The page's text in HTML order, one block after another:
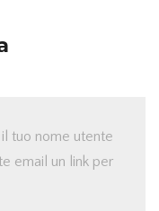
tuo nome utente
email un link per